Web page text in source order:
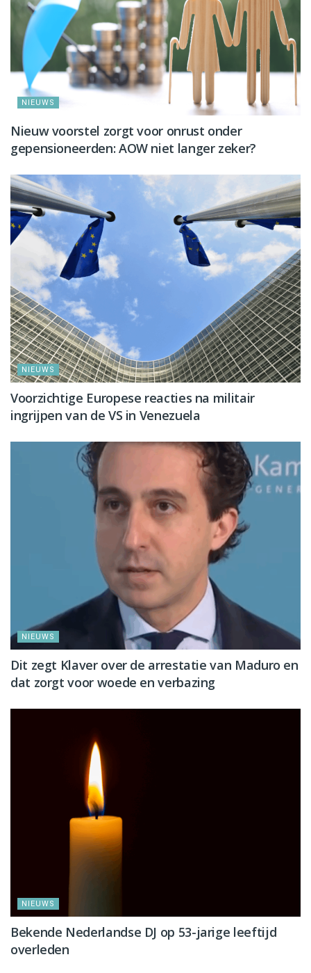
NIEUWS
Nieuw voorstel zorgt voor onrust onder
gepensioneerden: AOW niet langer zeker?
NIEUWS
Voorzichtige Europese reacties na militair
ingrijpen van de VS in Venezuela
NIEUWS
Dit zegt Klaver over de arrestatie van Maduro en
dat zorgt voor woede en verbazing
NIEUWS
Bekende Nederlandse DJ op 53-jarige leeftijd
overleden